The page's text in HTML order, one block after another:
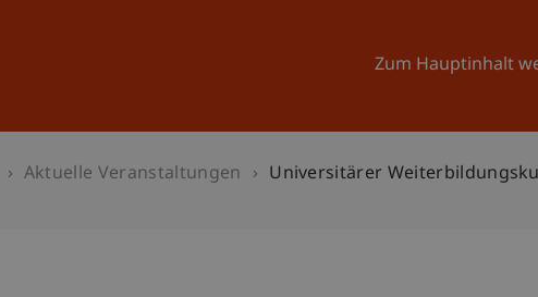
Zum Hauptinhalt
Universität
Aktuelle Veranstaltungen Universitärer